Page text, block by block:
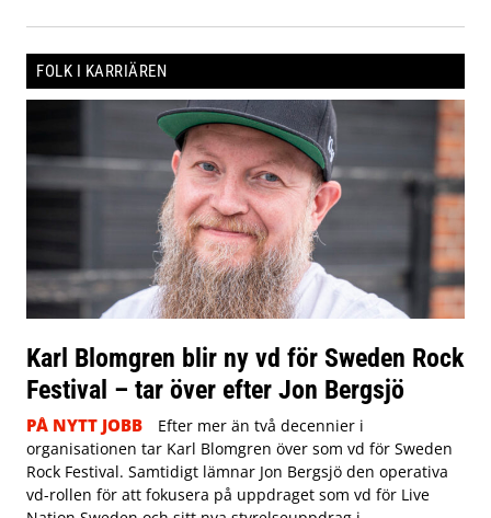
FOLK I KARRIÄREN
Karl Blomgren blir ny vd för Sweden Rock
Festival – tar över efter Jon Bergsjö
PÅ NYTT JOBB
Efter mer än två decennier i
organisationen tar Karl Blomgren över som vd för Sweden
Rock Festival. Samtidigt lämnar Jon Bergsjö den operativa
vd-rollen för att fokusera på uppdraget som vd för Live